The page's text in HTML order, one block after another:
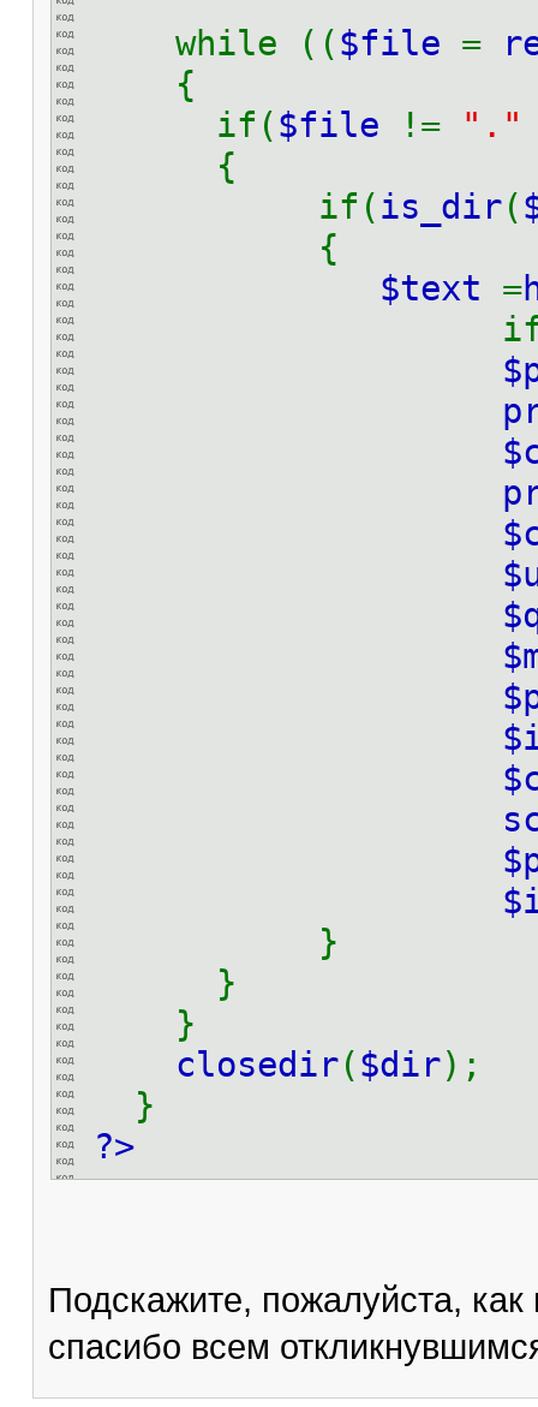
while (($file =
{
if($file !=
{
if(is_dir(
{
$text =
if
}
}
}
closedir($dir);
}
?>
Подскажите, пожалуйста,
спасибо всем